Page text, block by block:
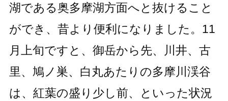
湖である奥多摩湖方面へと抜けること
ができ、昔より便利になりました。11
月上旬ですと、御岳から先、川井、古
里、鳩ノ巣、白丸あたりの多摩川渓谷
は、紅葉の盛り少し前、といった状況